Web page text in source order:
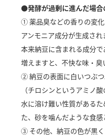
お酢ドリンク
つゆ
スープ
クイック調味料
ふりかけ
キャンペーン情報
ブランド・スペシャルサイト
ブランド・スペシャルサイ
商品ブランドサイト
Fibee（ファイビー）
くらしプラ酢
カンタン酢
お酢ドリンク
企業情報
国内事業概要
ミツカングループについて
●発酵が過剰に進んだ場
① 薬品臭などの香りの変
アンモニア成分が生成され
本来納豆に含まれる成分
増えますと、不快な味・臭
② 納豆の表面に白いつぶ
（チロシンというアミノ酸
水に溶け難い性質がある
た、砂を噛んだような食感
③ その他、納豆の色が黒